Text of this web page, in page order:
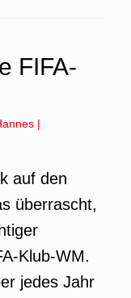
FIFA-
|
auf den
überrascht,
Klub-WM.
jedes Jahr